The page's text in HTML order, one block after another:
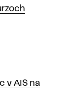
v AIS na